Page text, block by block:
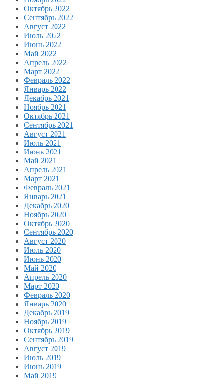
Октябрь 2022
Сентябрь 2022
Август 2022
Июль 2022
Июнь 2022
Май 2022
Апрель 2022
Март 2022
Февраль 2022
Январь 2022
Декабрь 2021
Ноябрь 2021
Октябрь 2021
Сентябрь 2021
Август 2021
Июль 2021
Июнь 2021
Май 2021
Апрель 2021
Март 2021
Февраль 2021
Январь 2021
Декабрь 2020
Ноябрь 2020
Октябрь 2020
Сентябрь 2020
Август 2020
Июль 2020
Июнь 2020
Май 2020
Апрель 2020
Март 2020
Февраль 2020
Январь 2020
Декабрь 2019
Ноябрь 2019
Октябрь 2019
Сентябрь 2019
Август 2019
Июль 2019
Июнь 2019
Май 2019